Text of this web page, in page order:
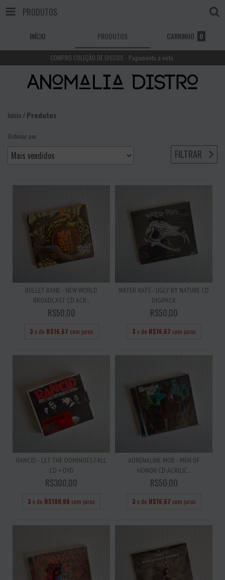
PRODUTOS
INÍCIO PRODUTOS CARRINHO 0
COMPRO COLEÇÃO DE DISCOS - Pagamento a vista.
Início /Produtos
Ordenar por
FILTRAR
BULLET BANE - NEW WORLD
BROADCAST CD ACR...
R$50,00
3 x de R$16,67 sem juros
WATER RATS - UGLY BY NATURE CD
DIGIPACK
R$50,00
3 x de R$16,67 sem juros
RANCID - LET THE DOMINOES FALL
CD + DVD
R$300,00
3 x de R$100,00 sem juros
ADRENALINE MOB - MEN OF
HONOR CD ACRILIC...
R$50,00
3 x de R$16,67 sem juros